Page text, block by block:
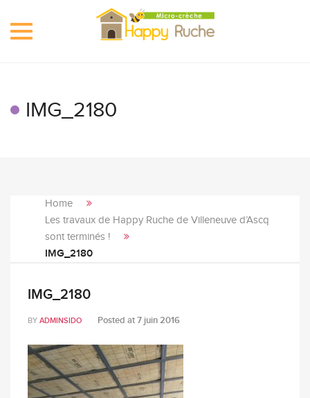
Toggle
IMG_2180
Home
Les travaux de Happy Ruche de Villeneuve d’Ascq
sont terminés !
IMG_2180
IMG_2180
BY ADMINSIDO Posted at7 juin 2016